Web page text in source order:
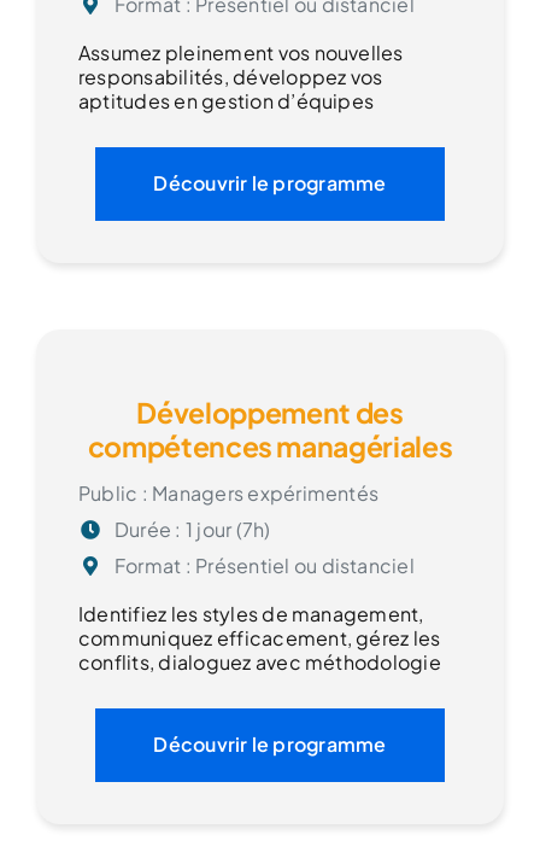
Assumez pleinement vos nouvelles
responsabilités, développez vos
aptitudes en gestion d’équipes
Découvrir le programme
Développement des
compétences managériales
Public : Managers expérimentés
Durée : 1 jour (7h)
Format : Présentiel ou distanciel
Identifiez les styles de management,
communiquez efficacement, gérez les
conflits, dialoguez avec méthodologie
Découvrir le programme